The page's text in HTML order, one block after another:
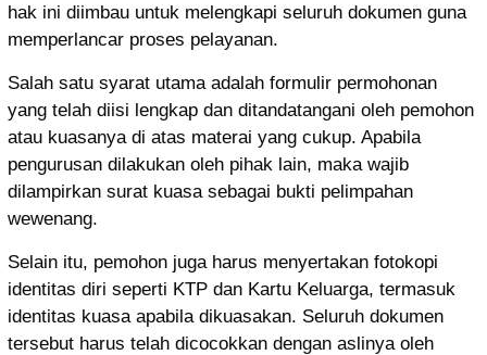
hak ini diimbau untuk melengkapi seluruh dokumen guna
memperlancar proses pelayanan.
Salah satu syarat utama adalah formulir permohonan
yang telah diisi lengkap dan ditandatangani oleh pemohon
atau kuasanya di atas materai yang cukup. Apabila
pengurusan dilakukan oleh pihak lain, maka wajib
dilampirkan surat kuasa sebagai bukti pelimpahan
wewenang.
Selain itu, pemohon juga harus menyertakan fotokopi
identitas diri seperti KTP dan Kartu Keluarga, termasuk
identitas kuasa apabila dikuasakan. Seluruh dokumen
tersebut harus telah dicocokkan dengan aslinya oleh